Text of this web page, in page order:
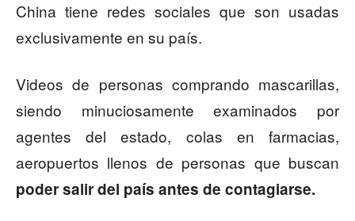
China tiene redes sociales que son usadas
exclusivamente en su país.
Videos de personas comprando mascarillas,
siendo minuciosamente examinados por
agentes del estado, colas en farmacias,
aeropuertos llenos de personas que buscan
poder salir del país antes de contagiarse.